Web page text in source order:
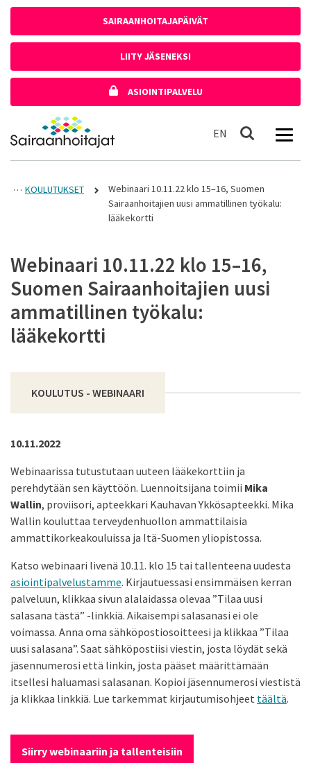
SAIRAANHOITAJAPÄIVÄT
LIITY JÄSENEKSI
ASIOINTIPALVELU
Etusivulle
EN In English
Haku
KOULUTUKSET
Webinaari 10.11.22 klo 15–16, Suomen
Sairaanhoitajien uusi ammatillinen työkalu:
lääkekortti
Webinaari 10.11.22 klo 15–16,
Suomen Sairaanhoitajien uusi
ammatillinen työkalu:
lääkekortti
KOULUTUS - WEBINAARI
10.11.2022
Webinaarissa tutustutaan uuteen lääkekorttiin ja
perehdytään sen käyttöön. Luennoitsijana toimii Mika
Wallin, proviisori, apteekkari Kauhavan Ykkösapteekki. Mika
Wallin kouluttaa terveydenhuollon ammattilaisia
ammattikorkeakouluissa ja Itä-Suomen yliopistossa.
Katso webinaari livenä 10.11. klo 15 tai tallenteena uudesta
asiointipalvelustamme. Kirjautuessasi ensimmäisen kerran
palveluun, klikkaa sivun alalaidassa olevaa ”Tilaa uusi
salasana tästä” -linkkiä. Aikaisempi salasanasi ei ole
voimassa. Anna oma sähköpostiosoitteesi ja klikkaa ”Tilaa
uusi salasana”. Saat sähköpostiisi viestin, josta löydät sekä
jäsennumerosi että linkin, josta pääset määrittämään
itsellesi haluamasi salasanan. Kopioi jäsennumerosi viestistä
ja klikkaa linkkiä. Lue tarkemmat kirjautumisohjeet täältä.
Siirry webinaariin ja tallenteisiin